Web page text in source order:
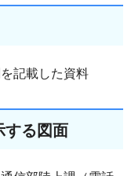
記載した資料
する図面